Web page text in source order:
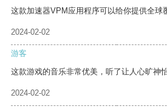
这款加速器VPM应用程序可以给你提供全球
2024-02-02
游客
这款游戏的音乐非常优美，听了让人心旷神怡
2024-02-02